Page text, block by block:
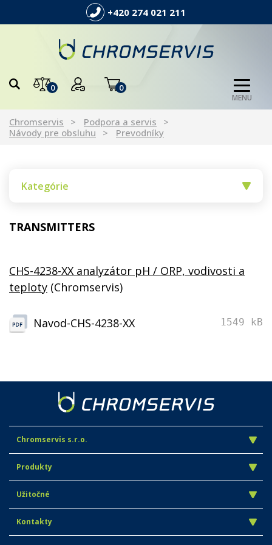
+420 274 021 211
0 0
MENU
Chromservis
Podpora a servis
Návody pre obsluhu
Prevodníky
Kategórie
TRANSMITTERS
CHS-4238-XX analyzátor pH / ORP, vodivosti a
teploty (Chromservis)
Navod-CHS-4238-XX 1549 kB
Chromservis s.r.o.
Produkty
Užitočné
Kontakty